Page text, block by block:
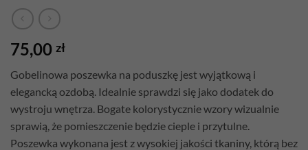
75,00 zł
Gobelinowa poszewka na poduszkę jest wyjątkową i
elegancką ozdobą. Idealnie sprawdzi się jako dodatek do
wystroju wnętrza. Bogate kolorystycznie wzory wizualnie
sprawią, że pomieszczenie będzie cieple i przytulne.
Poszewka wykonana jest z wysokiej jakości tkaniny, którą bez